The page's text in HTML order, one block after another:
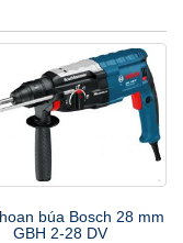
búa Bosch 28 mm
GBH 2-28 DV